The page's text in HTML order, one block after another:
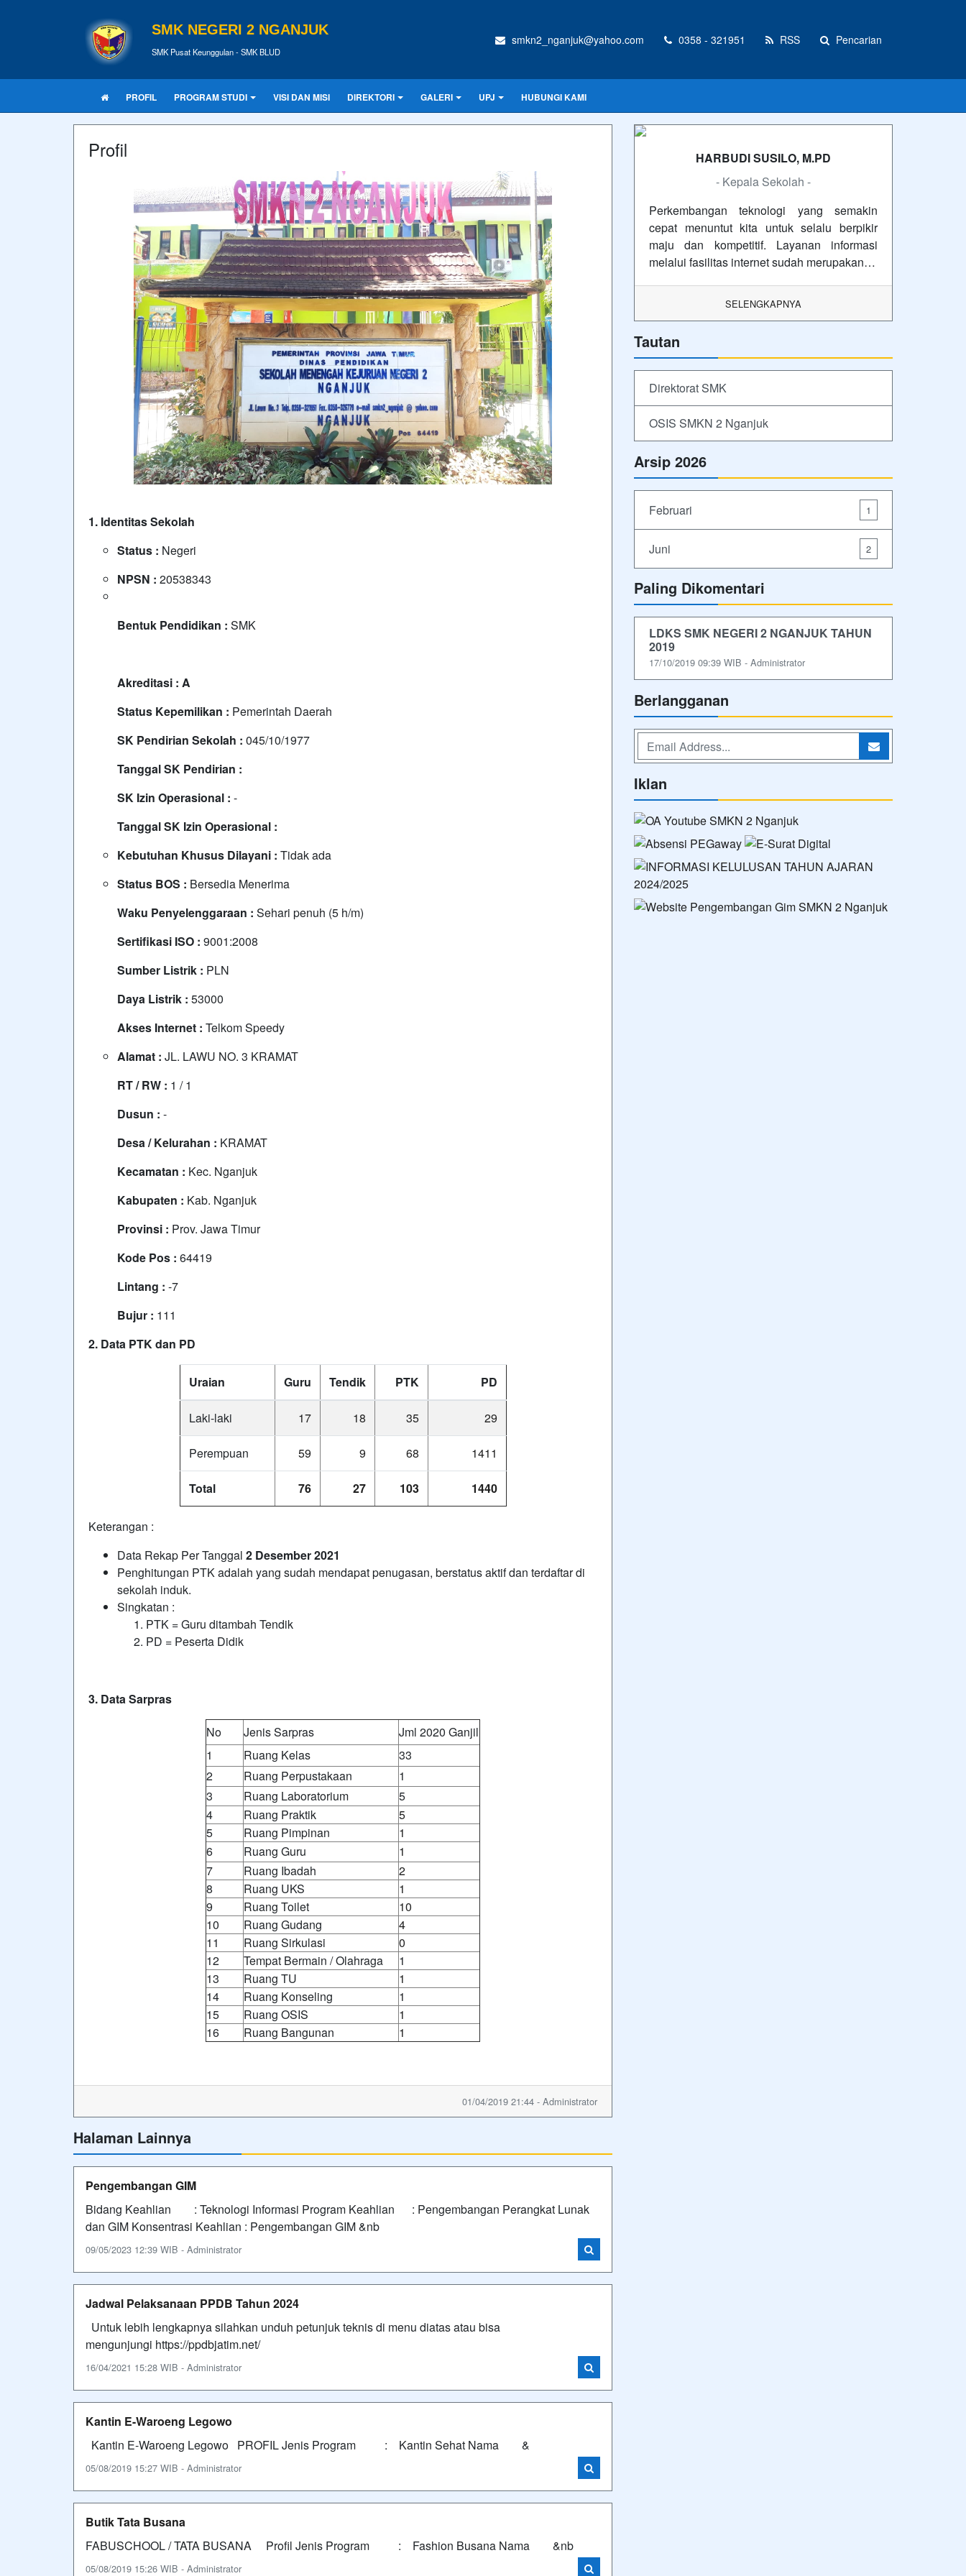
SMK NEGERI 2 NGANJUK
SMK Pusat Keunggulan - SMK BLUD
smkn2_nganjuk@yahoo.com 0358 - 321951 RSS Pencarian
PROFIL PROGRAM STUDI VISI DAN MISI DIREKTORI GALERI UPJ HUBUNGI KAMI
Profil
1. Identitas Sekolah
Status : Negeri
NPSN : 20538343
Bentuk Pendidikan : SMK
Akreditasi : A
Status Kepemilikan : Pemerintah Daerah
SK Pendirian Sekolah : 045/10/1977
Tanggal SK Pendirian :
SK Izin Operasional : -
Tanggal SK Izin Operasional :
Kebutuhan Khusus Dilayani : Tidak ada
Status BOS : Bersedia Menerima
Waku Penyelenggaraan : Sehari penuh (5 h/m)
Sertifikasi ISO : 9001:2008
Sumber Listrik : PLN
Daya Listrik : 53000
Akses Internet : Telkom Speedy
Alamat : JL. LAWU NO. 3 KRAMAT
RT / RW : 1 / 1
Dusun : -
Desa / Kelurahan : KRAMAT
Kecamatan : Kec. Nganjuk
Kabupaten : Kab. Nganjuk
Provinsi : Prov. Jawa Timur
Kode Pos : 64419
Lintang : -7
Bujur : 111
2. Data PTK dan PD
Uraian Guru Tendik PTK PD
Laki-laki 17 18 35 29
Perempuan 59 9 68 1411
Total 76 27 103 1440
Keterangan :
Data Rekap Per Tanggal 2 Desember 2021
Penghitungan PTK adalah yang sudah mendapat penugasan, berstatus aktif dan terdaftar di
sekolah induk.
Singkatan :
PTK = Guru ditambah Tendik
PD = Peserta Didik
3. Data Sarpras
No
Jenis Sarpras
Jml 2020 Ganjil
1
Ruang Kelas
33
2
Ruang Perpustakaan
1
3
Ruang Laboratorium
5
4
Ruang Praktik
5
5
Ruang Pimpinan
1
6
Ruang Guru
1
7
Ruang Ibadah
2
8
Ruang UKS
1
9
Ruang Toilet
10
10
Ruang Gudang
4
11
Ruang Sirkulasi
0
12
Tempat Bermain / Olahraga
1
13
Ruang TU
1
14
Ruang Konseling
1
15
Ruang OSIS
1
16
Ruang Bangunan 1
01/04/2019 21:44 - Administrator
Halaman Lainnya
Pengembangan GIM
Bidang Keahlian : Teknologi Informasi Program Keahlian : Pengembangan Perangkat Lunak
dan GIM Konsentrasi Keahlian : Pengembangan GIM &nb
09/05/2023 12:39 WIB - Administrator
Jadwal Pelaksanaan PPDB Tahun 2024
Untuk lebih lengkapnya silahkan unduh petunjuk teknis di menu diatas atau bisa
mengunjungi https://ppdbjatim.net/
16/04/2021 15:28 WIB - Administrator
Kantin E-Waroeng Legowo
Kantin E-Waroeng Legowo PROFIL Jenis Program : Kantin Sehat Nama &
05/08/2019 15:27 WIB - Administrator
Butik Tata Busana
FABUSCHOOL / TATA BUSANA Profil Jenis Program : Fashion Busana Nama &nb
05/08/2019 15:26 WIB - Administrator
HARBUDI SUSILO, M.PD
- Kepala Sekolah -
Perkembangan teknologi yang semakin
cepat menuntut kita untuk selalu berpikir
maju dan kompetitif. Layanan informasi
melalui fasilitas internet sudah merupakan…
SELENGKAPNYA
Tautan
Direktorat SMK
OSIS SMKN 2 Nganjuk
Arsip 2026
Februari 1
Juni 2
Paling Dikomentari
LDKS SMK NEGERI 2 NGANJUK TAHUN
2019
17/10/2019 09:39 WIB - Administrator
Berlangganan
Iklan